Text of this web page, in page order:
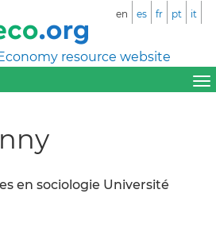
resource website
en es fr pt it
en sociologie Université